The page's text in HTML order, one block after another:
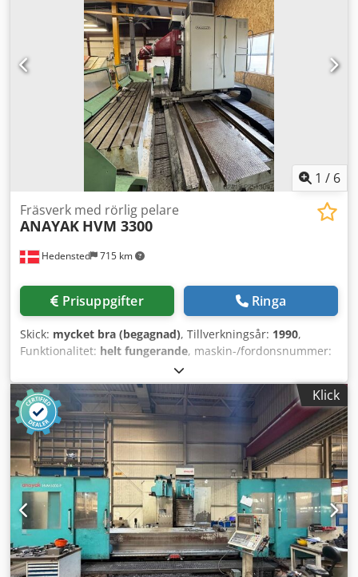
1 / 6
Hedensted 715 km
Fräsverk med rörlig pelare
ANAYAK HVM 3300
Prisuppgifter Ringa
Skick: mycket bra (begagnad), Tillverkningsår: 1990,
Funktionalitet: helt fungerande, maskin-/fordonsnummer:
, CNC: Heidenhain TNC 620 Slaglängd: X-axel 2
700 mm Y-axel (tvärgående) 1 200 mm Z-axel (vertikal) 1
000 mm Matningshastigheter: Matningshastighet, alla
axlar 2–10 000 mm/min Snabbtrav, alla axlar 10 000
mm/min Arbetsbord Mått 3 300 x 1 000 mm Max.
bordbelastning 5 ton/m² Frässpindel Verktygshållare ISO
50, DIN 69871 Dragstift DIN 69872, form A Min./max.
spindelhastighet 20–4 000 varv/min Effekt 30 kW
Automatisk spindelhuvudsjustering 2,5 ° i båda
spindelhuvudaxlarna Crjdpfx Aeztbrlsdhof Verktygsbyte
Verktygsplatser 40 Max. verktygsdiameter 115 mm
Utrymme för sekundära verktyg 200 mm Max.
verktygslängd 350 mm Max. verktygsvikt 25 kg Verktygsbyte
Klick